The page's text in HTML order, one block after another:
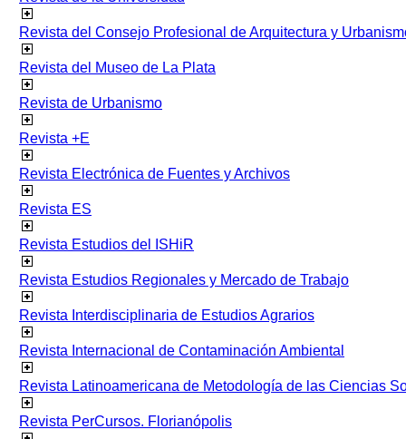
Revista del Consejo Profesional de Arquitectura y
Revista del Museo de La Plata
Revista de Urbanismo
Revista +E
Revista Electrónica de Fuentes y Archivos
Revista ES
Revista Estudios del ISHiR
Revista Estudios Regionales y Mercado de Trabajo
Revista Interdisciplinaria de Estudios Agrarios
Revista Internacional de Contaminación Ambiental
Revista Latinoamericana de Metodología de las Ciencias
Revista PerCursos. Florianópolis